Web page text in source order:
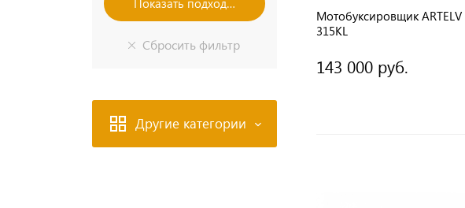
Другие категории
Мотобуксировщик
315KL
143 000 руб.